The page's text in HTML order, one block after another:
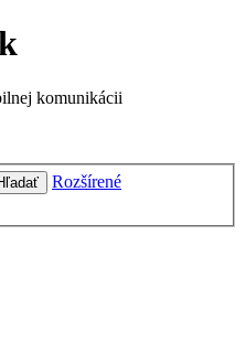
komunikácii
Rozšírené